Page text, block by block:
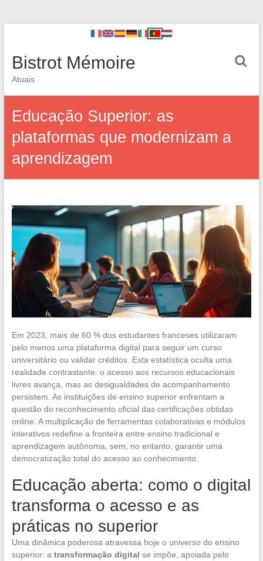
Bistrot Mémoire
Atuais
Educação Superior: as
plataformas que modernizam a
aprendizagem
Em 2023, mais de 60 % dos estudantes franceses utilizaram
pelo menos uma plataforma digital para seguir um curso
universitário ou validar créditos. Esta estatística oculta uma
realidade contrastante: o acesso aos recursos educacionais
livres avança, mas as desigualdades de acompanhamento
persistem. As instituições de ensino superior enfrentam a
questão do reconhecimento oficial das certificações obtidas
online. A multiplicação de ferramentas colaborativas e módulos
interativos redefine a fronteira entre ensino tradicional e
aprendizagem autônoma, sem, no entanto, garantir uma
democratização total do acesso ao conhecimento.
Educação aberta: como o digital
transforma o acesso e as
práticas no superior
Uma dinâmica poderosa atravessa hoje o universo do ensino
superior: a transformação digital se impõe, apoiada pelo